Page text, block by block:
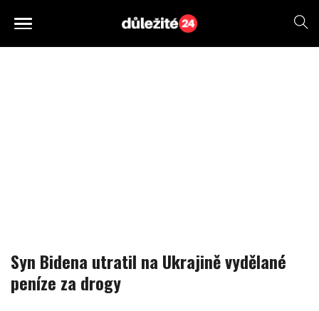
Syn Bidena utratil na Ukrajině vydělané
peníze za drogy